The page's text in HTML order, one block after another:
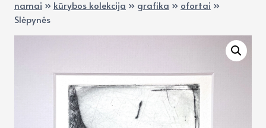
namai » kūrybos kolekcija » grafika » ofortai »
Slėpynės